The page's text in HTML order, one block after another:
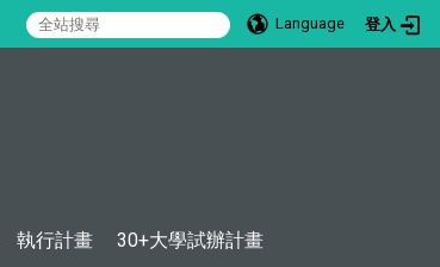
Language 登入
執行計畫 30+大學試辦計畫